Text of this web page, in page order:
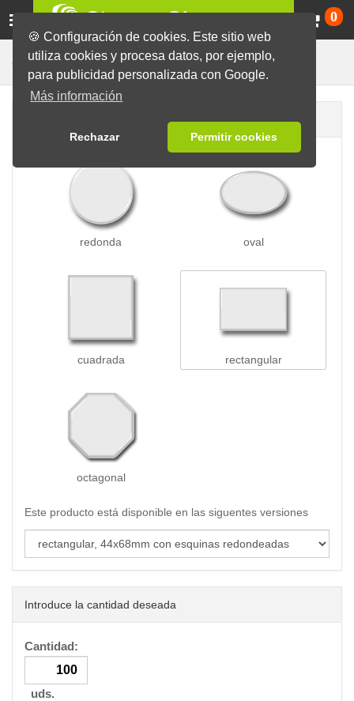
🍪 Configuración de cookies. Este sitio web
utiliza cookies y procesa datos, por ejemplo,
para publicidad personalizada con Google.
Más información
Rechazar Permitir cookies
0
Chapas Chapas con Broche Mariposa
redonda oval
cuadrada rectangular
octagonal
Este producto está disponible en las siguentes versiones
Introduce la cantidad deseada
Cantidad:
uds.